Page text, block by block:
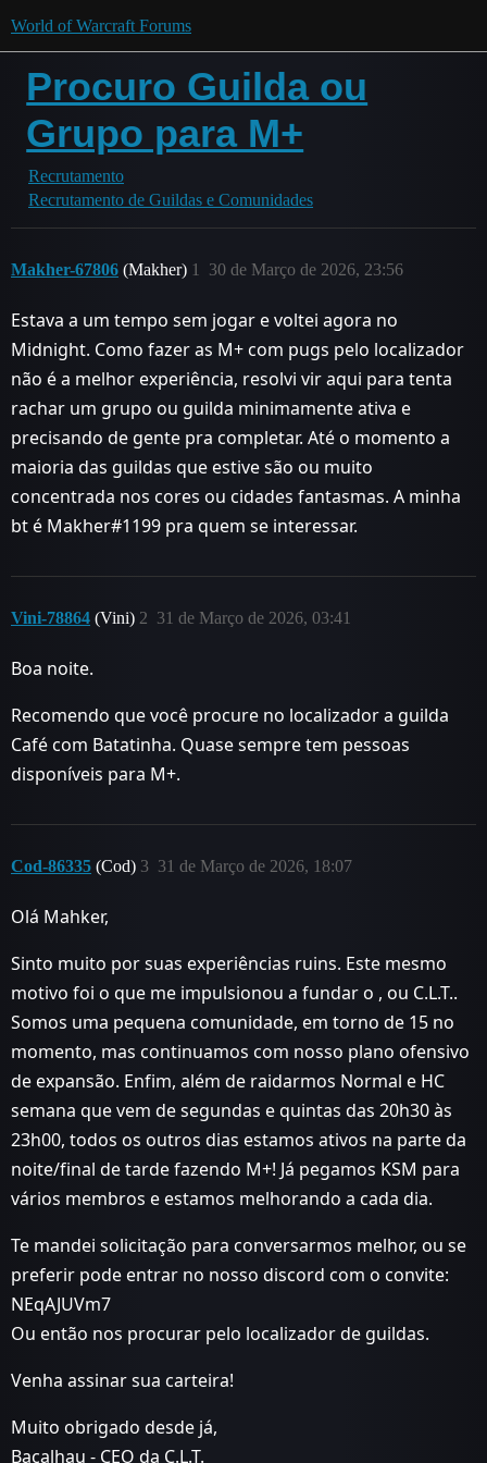
World of Warcraft Forums
Procuro Guilda ou
Grupo para M+
Recrutamento
Recrutamento de Guildas e Comunidades
Makher-67806 (Makher) 30 de Março de 2026, 23:56
1
Estava a um tempo sem jogar e voltei agora no
Midnight. Como fazer as M+ com pugs pelo localizador
não é a melhor experiência, resolvi vir aqui para tenta
rachar um grupo ou guilda minimamente ativa e
precisando de gente pra completar. Até o momento a
maioria das guildas que estive são ou muito
concentrada nos cores ou cidades fantasmas. A minha
bt é Makher#1199 pra quem se interessar.
Vini-78864 (Vini) 31 de Março de 2026, 03:41
2
Boa noite.
Recomendo que você procure no localizador a guilda
Café com Batatinha. Quase sempre tem pessoas
disponíveis para M+.
Cod-86335 (Cod) 31 de Março de 2026, 18:07
3
Olá Mahker,
Sinto muito por suas experiências ruins. Este mesmo
motivo foi o que me impulsionou a fundar o , ou C.L.T..
Somos uma pequena comunidade, em torno de 15 no
momento, mas continuamos com nosso plano ofensivo
de expansão. Enfim, além de raidarmos Normal e HC
semana que vem de segundas e quintas das 20h30 às
23h00, todos os outros dias estamos ativos na parte da
noite/final de tarde fazendo M+! Já pegamos KSM para
vários membros e estamos melhorando a cada dia.
Te mandei solicitação para conversarmos melhor, ou se
preferir pode entrar no nosso discord com o convite:
NEqAJUVm7
Ou então nos procurar pelo localizador de guildas.
Venha assinar sua carteira!
Muito obrigado desde já,
Bacalhau - CEO da C.L.T.